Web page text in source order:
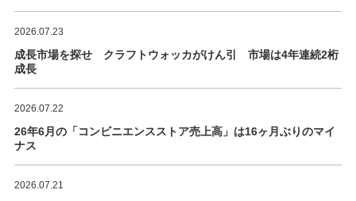
2026.07.23
成長市場を探せ クラフトウォッカがけん引 市場は4年連続2桁
成長
2026.07.22
26年6月の「コンビニエンスストア売上高」は16ヶ月ぶりのマイ
ナス
2026.07.21